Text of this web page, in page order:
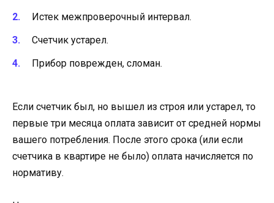
Истек межпроверочный интервал.
Счетчик устарел.
Прибор поврежден, сломан.
Если счетчик был, но вышел из строя или устарел, то
первые три месяца оплата зависит от средней нормы
вашего потребления. После этого срока (или если
счетчика в квартире не было) оплата начисляется по
нормативу.